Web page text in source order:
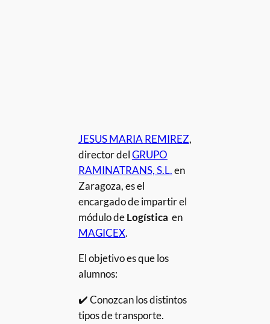
JESUS MARIA REMIREZ,
director delGRUPO
RAMINATRANS, S.L.en
Zaragoza, es el
encargado de impartir el
módulo deLogística en
MAGICEX.
El objetivo es que los
alumnos:
✔️ Conozcan los distintos
tipos de transporte.